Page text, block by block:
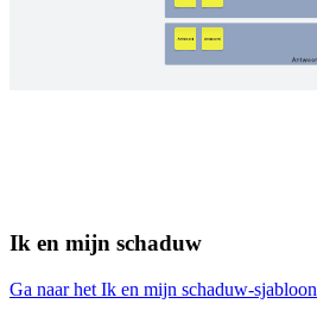
Ik en mijn schaduw
Ga naar het Ik en mijn schaduw-sjabloon